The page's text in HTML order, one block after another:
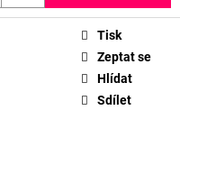
Tisk
Zeptat se
Hlídat
Sdílet